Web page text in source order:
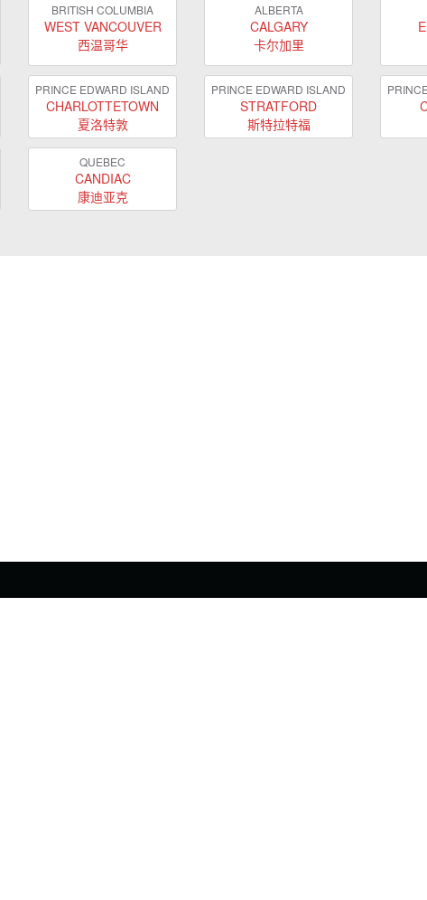
BRITISH COLUMBIA
WEST VANCOUVER
西温哥华
ALBERTA
CALGARY
卡尔加里
PRINCE EDWARD ISLAND
CHARLOTTETOWN
夏洛特敦
PRINCE EDWARD ISLAND
STRATFORD
斯特拉特福
QUEBEC
CANDIAC
康迪亚克